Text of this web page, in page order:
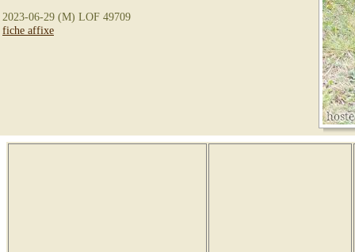
2023-06-29 (M) LOF 49709
fiche affixe